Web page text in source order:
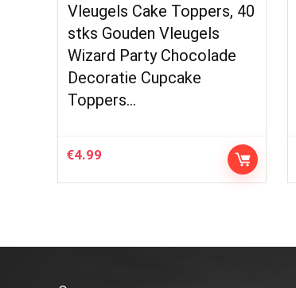
Vleugels Cake Toppers, 40
stks Gouden Vleugels
Wizard Party Chocolade
Decoratie Cupcake
Toppers…
€4.99